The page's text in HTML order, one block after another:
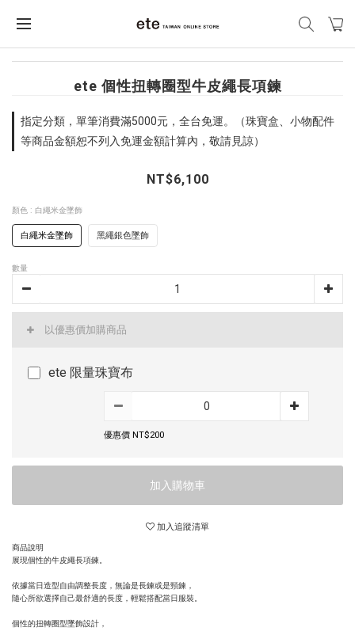
ete 個性扭轉圈型牛皮繩長項鍊
指定分類，單筆消費滿5000元，全台免運。（珠寶盒、小物配件
等商品金額恕不列入免運金額計算內，敬請見諒）
NT$6,100
顏色 : 白繩米金墜飾
白繩米金墜飾 黑繩銀色墜飾
數量
以優惠價加購商品
ete 限量珠寶布
優惠價 NT$200
加入購物車
加入追蹤清單
商品說明
展現個性的牛皮繩長項鍊。
依據當日造型自由調整長度，無論是長鍊或是頸鍊，
隨心所欲選擇自己最舒適的長度，輕鬆搭配當日服裝。
個性的扭轉圈型墜飾設計，